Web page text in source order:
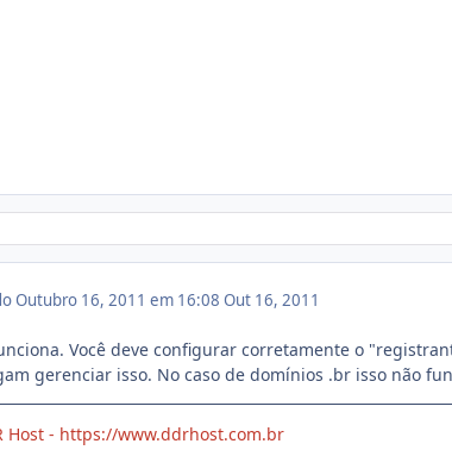
Outubro 16, 2011 em 16:08 Out 16, 2011
Você deve configurar corretamente o
gerenciar isso. No caso de domínios .br isso não
Host - https://www.ddrhost.com.br